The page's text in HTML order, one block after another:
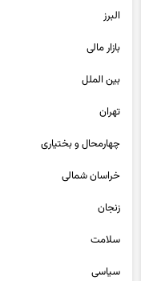
البرز
بازار مالی
بین الملل
تهران
چهارمحال و بختیاری
خراسان شمالی
زنجان
سلامت
سیاسی